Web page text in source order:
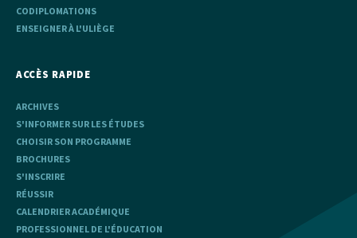
CODIPLOMATIONS
ENSEIGNER À L'ULIÈGE
ACCÈS RAPIDE
ARCHIVES
S'INFORMER SUR LES ÉTUDES
CHOISIR SON PROGRAMME
BROCHURES
S'INSCRIRE
RÉUSSIR
CALENDRIER ACADÉMIQUE
PROFESSIONNEL DE L'ÉDUCATION